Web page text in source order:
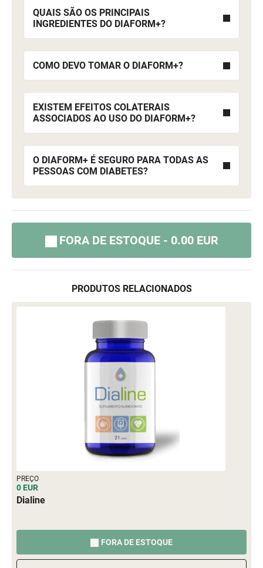
QUAIS SÃO OS PRINCIPAIS
INGREDIENTES DO DIAFORM+?
COMO DEVO TOMAR O DIAFORM+?
EXISTEM EFEITOS COLATERAIS
ASSOCIADOS AO USO DO DIAFORM+?
O DIAFORM+ É SEGURO PARA TODAS AS
PESSOAS COM DIABETES?
FORA DE ESTOQUE - 0.00 EUR
PRODUTOS RELACIONADOS
PREÇO
0 EUR
Dialine
FORA DE ESTOQUE